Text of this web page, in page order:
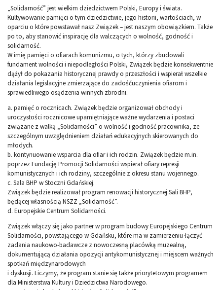
„Solidarność” jest wielkim dziedzictwem Polski, Europy i świata.
Kultywowanie pamięci o tym dziedzictwie, jego historii, wartościach, w
oparciu o które powstawał nasz Związek – jest naszym obowiązkiem. Także
po to, aby stanowić inspirację dla walczących o wolność, godność i
solidarność.
W imię pamięci o ofiarach komunizmu, o tych, którzy zbudowali
fundament wolności i niepodległości Polski, Związek będzie konsekwentnie
dążył do pokazania historycznej prawdy o przeszłości i wspierał wszelkie
działania legislacyjne zmierzające do zadośćuczynienia ofiarom i
sprawiedliwego osądzenia winnych zbrodni.
a. pamięć o rocznicach. Związek będzie organizował obchody i
uroczystości rocznicowe upamiętniające ważne wydarzenia i postaci
związane z walką „Solidarności” o wolność i godność pracownika, ze
szczególnym uwzględnieniem działań edukacyjnych skierowanych do
młodych.
b. kontynuowanie wsparcia dla ofiar i ich rodzin. Związek będzie m.in.
poprzez Fundację Promocji Solidarności wspierał ofiary represji
komunistycznych i ich rodziny, szczególnie z okresu stanu wojennego.
c. Sala BHP w Stoczni Gdańskiej.
Związek będzie realizował program renowacji historycznej Sali BHP,
będącej własnością NSZZ „Solidarność”.
d. Europejskie Centrum Solidarności.
Związek włączy się jako partner w program budowy Europejskiego Centrum
Solidarności, powstającego w Gdańsku, które ma w zamierzeniu łączyć
zadania naukowo-badawcze z nowoczesną placówką muzealną,
dokumentującą działania opozycji antykomunistycznej i miejscem ważnych
spotkań międzynarodowych
i dyskusji. Liczymy, że program stanie się także priorytetowym programem
dla Ministerstwa Kultury i Dziedzictwa Narodowego.